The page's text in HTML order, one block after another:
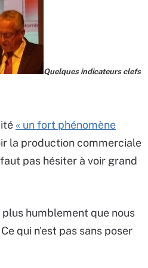
Quelques indicateurs clefs
« un fort phénomène
la production commerciale
pas hésiter à voir grand
plus humblement que nous
qui n'est pas sans poser